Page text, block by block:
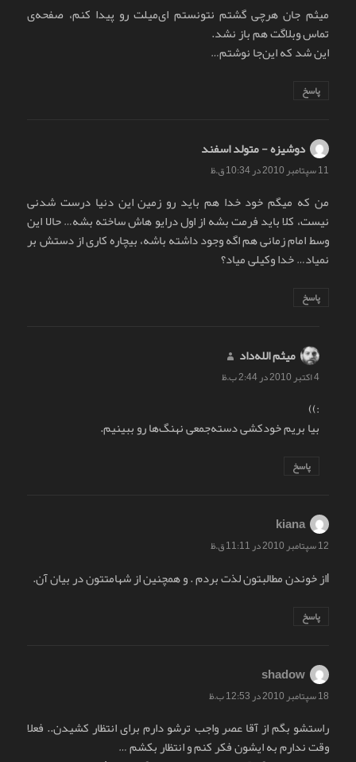
میثم جان هرچی گشتم نتونستم ای‌میلت رو پیدا کنم، صفحه‌ی
تماس ِ‌وبلاگت هم باز نشد.
این شد که این‌جا نوشتم…
پاسخ
دوشیزه - متولد اسفند
11 سپتامبر 2010 در 10:34 ق.ظ
من که میگم خود خدا هم باید رو زمین این دنیا درست شدنی
نیست، کلا باید فرمت بشه از اول درایو هاش ساخته بشه… حالا این
وسط امام زمانی هم اگه وجود داشته باشه، بیچاره کاری از دستش بر
نمیاد… خدا وکیلی میاد؟
پاسخ
میثم الله‌داد
4 اکتبر 2010 در 2:44 ب.ظ
:))
بیا بریم خودکشی دسته‌جمعی نهنگ‌ها رو ببینیم.
پاسخ
kiana
12 سپتامبر 2010 در 11:11 ق.ظ
lاز خوندن مطالبتون لذت بردم . و همچنین از شهامتتون در بیان آن.
پاسخ
shadow
18 سپتامبر 2010 در 12:53 ب.ظ
راستشو بگم از آقا عصر واجب ترشو دارم برای انتظار کشیدن.. فعلا
وقت ندارم به ایشون فکر کنم و انتظار بکشم …